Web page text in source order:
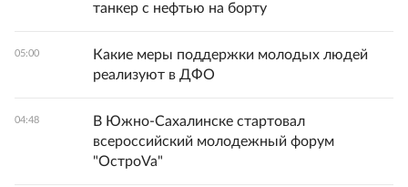
танкер с нефтью на борту
05:00
Какие меры поддержки молодых людей
реализуют в ДФО
04:48
В Южно-Сахалинске стартовал
всероссийский молодежный форум
"ОстроVa"